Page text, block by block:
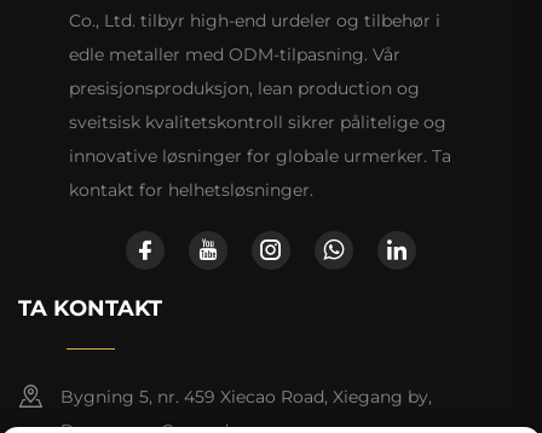
Co., Ltd. tilbyr high-end urdeler og tilbehør i
edle metaller med ODM-tilpasning. Vår
presisjonsproduksjon, lean production og
sveitsisk kvalitetskontroll sikrer pålitelige og
innovative løsninger for globale urmerker. Ta
kontakt for helhetsløsninger.
TA KONTAKT
Bygning 5, nr. 459 Xiecao Road, Xiegang by,